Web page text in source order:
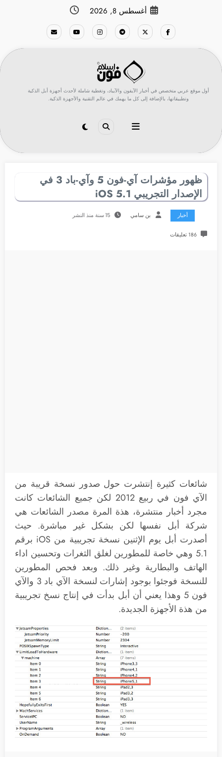
أغسطس 8, 2026
أول موقع عربي متخصص في أخبار الآيفون والآيباد، وتغطية شاملة لأحدث أجهزة أبل الذكية
وتطبيقاتها، بالإضافة إلى كل ما يهمك في عالم التقنية والأجهزة الذكية.
ظهور مؤشرات آي-فون 5 وآي-باد 3 في
الإصدار التجريبي iOS 5.1
أخبار بن سامي 15 سنة منذ النشر
186 تعليقات
شائعات كثيرة إنتشرت حول صدور نسخة قريبة من
الآي فون في ربيع 2012 لكن جميع الشائعات كانت
مجرد أخبار منتشرة، هذة المرة مصدر الشائعات هي
شركة أبل نفسها لكن بشكل غير مباشرة. حيث
أصدرت أبل يوم الإثنين نسخة تجريبية من iOS برقم
5.1 وهي خاصة للمطورين لغلق الثغرات وتحسين اداء
الهاتف والبطارية وغير ذلك. وبعد فحص المطورين
للنسخة فوجئوا بوجود إشارات لنسخة الآي باد 3 والآي
فون 5 وهذا يعني أن أبل بدأت في إنتاج نسخ تجريبية
من هذة الأجهزة الجديدة.